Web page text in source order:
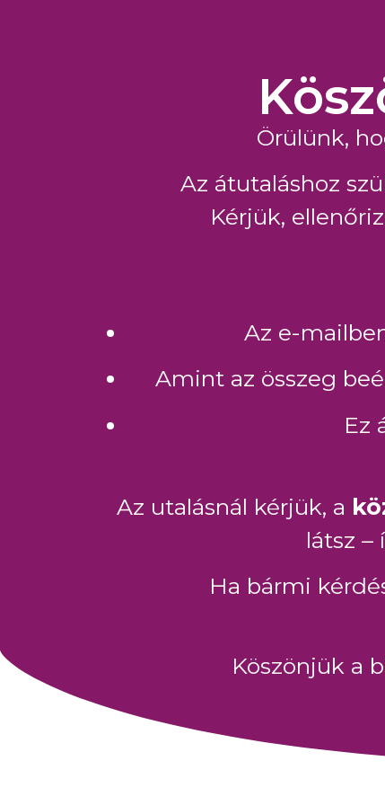
Örülünk,
Az átutaláshoz
Kérjük,
Az e-
Amint az összeg
Ez
Az utalásnál kérjük, a
látsz –
Ha bármi
Köszönjük a